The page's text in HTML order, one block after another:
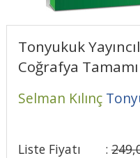
Tonyukuk
Coğrafya
Selman Kılınç
Liste Fiyatı : 249